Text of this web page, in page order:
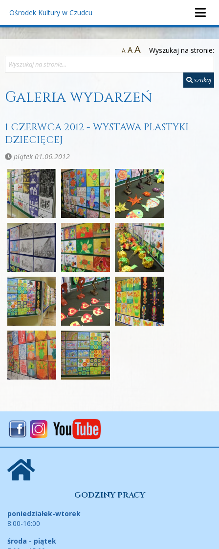
Ośrodek Kultury w Czudcu
GODZINY PRACY
poniedziałek-wtorek
8:00-16:00
środa - piątek
A AA Wyszukaj na stronie:
szukaj
Galeria wydarzeń
1 CZERWCA 2012 - WYSTAWA PLASTYKI
DZIECIĘCEJ
piątek 01.06.2012